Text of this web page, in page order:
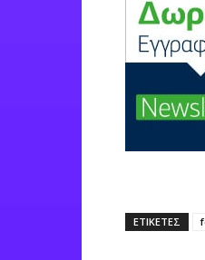
ΕΤΙΚΕΤΕΣ